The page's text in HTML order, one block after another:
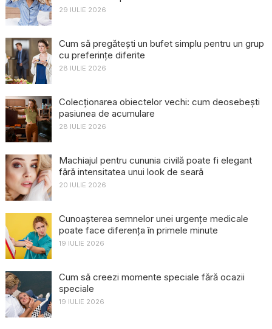
29 IULIE 2026
Cum să pregătești un bufet simplu pentru un grup
cu preferințe diferite
28 IULIE 2026
Colecționarea obiectelor vechi: cum deosebești
pasiunea de acumulare
28 IULIE 2026
Machiajul pentru cununia civilă poate fi elegant
fără intensitatea unui look de seară
20 IULIE 2026
Cunoașterea semnelor unei urgențe medicale
poate face diferența în primele minute
19 IULIE 2026
Cum să creezi momente speciale fără ocazii
speciale
19 IULIE 2026